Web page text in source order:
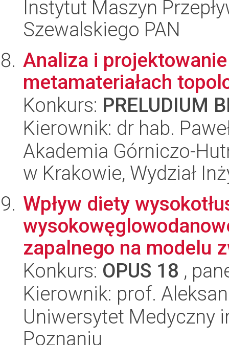
Instytut Maszyn
Szewalskiego PAN
Analiza i
metamateriałach
Konkurs: PRELUDIUM
Kierownik: dr hab.
Akademia Górniczo-
w Krakowie, Wydział
Wpływ diety
zapalnego na modelu
Konkurs: OPUS 18 ,
Kierownik: prof.
Uniwersytet Medyczny
Poznaniu